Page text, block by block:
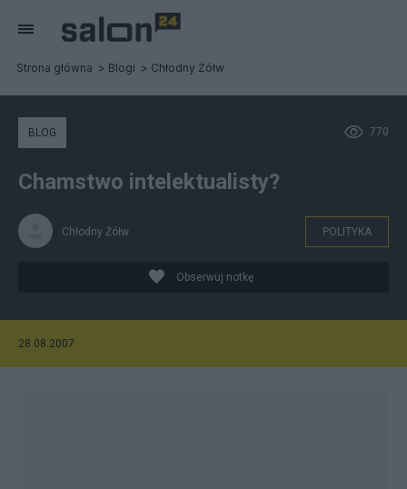
Strona główna Blogi Chłodny Żółw
770
BLOG
Chamstwo intelektualisty?
Chłodny Żółw POLITYKA
Obserwuj notkę
28.08.2007